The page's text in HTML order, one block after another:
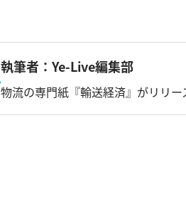
執筆者：Ye-Live編集部
物流の専門紙『輸送経済』がリリ